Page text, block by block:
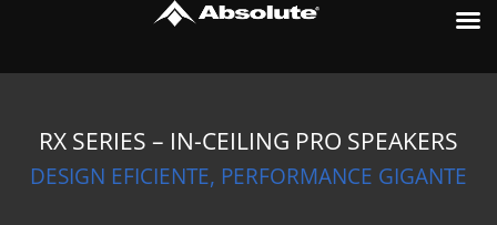
RX SERIES – IN-CEILING PRO SPEAKERS
DESIGN EFICIENTE, PERFORMANCE GIGANTE